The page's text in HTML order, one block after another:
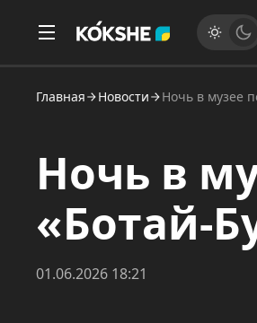
Главная Новости Ночь в музее
Ночь в
«Ботай-
01.06.2026 18:21